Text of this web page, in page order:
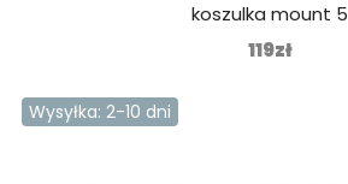
koszulka mount 5
119zł
Wysyłka: 2-10 dni